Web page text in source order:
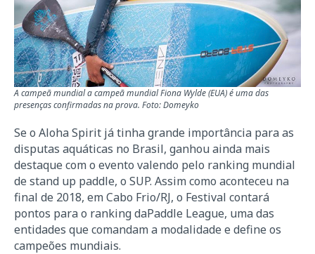
A campeã mundial a campeã mundial Fiona Wylde (EUA) é uma das
presenças confirmadas na prova. Foto: Domeyko
Se o Aloha Spirit já tinha grande importância para as
disputas aquáticas no Brasil, ganhou ainda mais
destaque com o evento valendo pelo ranking mundial
de stand up paddle, o SUP. Assim como aconteceu na
final de 2018, em Cabo Frio/RJ, o Festival contará
pontos para o ranking daPaddle League, uma das
entidades que comandam a modalidade e define os
campeões mundiais.